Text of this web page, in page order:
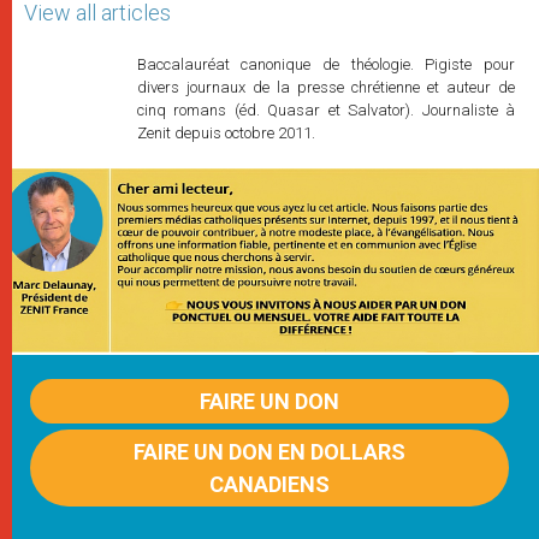
View all articles
Baccalauréat canonique de théologie. Pigiste pour
divers journaux de la presse chrétienne et auteur de
cinq romans (éd. Quasar et Salvator). Journaliste à
Zenit depuis octobre 2011.
FAIRE UN DON
FAIRE UN DON EN DOLLARS
CANADIENS